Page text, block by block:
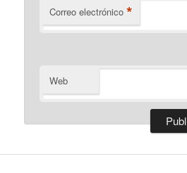
Correo electrónico *
Web